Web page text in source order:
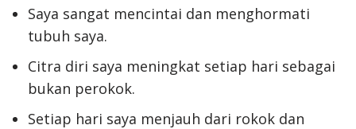
Saya sangat mencintai dan menghormati
tubuh saya.
Citra diri saya meningkat setiap hari sebagai
bukan perokok.
Setiap hari saya menjauh dari rokok dan